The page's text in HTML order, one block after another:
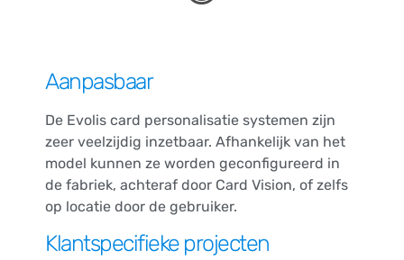
Aanpasbaar
De Evolis card personalisatie systemen zijn
zeer veelzijdig inzetbaar. Afhankelijk van het
model kunnen ze worden geconfigureerd in
de fabriek, achteraf door Card Vision, of zelfs
op locatie door de gebruiker.
Klantspecifieke projecten